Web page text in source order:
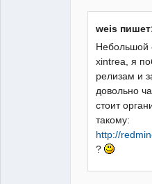
weis
xintrea, я
релизам и
довольно
стоит
такому:
http://
?